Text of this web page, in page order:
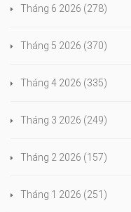
Tháng 6 2026 (278)
Tháng 5 2026 (370)
Tháng 4 2026 (335)
Tháng 3 2026 (249)
Tháng 2 2026 (157)
Tháng 1 2026 (251)